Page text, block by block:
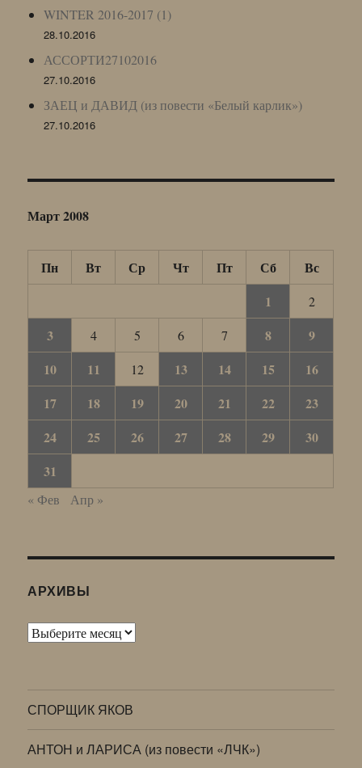
WINTER 2016-2017 (1)
28.10.2016
АССОРТИ27102016
27.10.2016
ЗАЕЦ и ДАВИД (из повести «Белый карлик»)
27.10.2016
Март 2008
Пн Вт Ср Чт Пт Сб
Вс
1
2
3 4 5 6 7 8
9
10
11 12 13 14 15
16
17
18 19 20 21 22
23
24
25 26 27 28 29
30
31
« Фев Апр »
АРХИВЫ
Архивы
СПОРЩИК ЯКОВ
АНТОН и ЛАРИСА (из повести «ЛЧК»)